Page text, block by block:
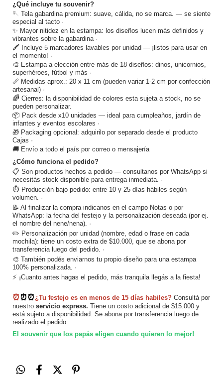
¿Qué incluye tu souvenir?
🪡 Tela gabardina premium: suave, cálida, no se marca. — se siente
especial al tacto ·
✨ Mayor nitidez en la estampa: los diseños lucen más definidos y
vibrantes sobre la gabardina ·
🖍️ Incluye 5 marcadores lavables por unidad — ¡listos para usar en
el momento! ·
🎨 Estampa a elección entre más de 18 diseños: dinos, unicornios,
superhéroes, fútbol y más ·
📏 Medidas aprox.: 20 x 11 cm (pueden variar 1-2 cm por confección
artesanal) ·
🌈 Cierres: la disponibilidad de colores esta sujeta a stock, no se
pueden personalizar.
📦 Pack desde x10 unidades — ideal para cumpleaños, jardín de
infantes y eventos escolares ·
🎁 Packaging opcional: adquirilo por separado desde el producto
Cajas ·
🚚 Envío a todo el país por correo o mensajería
¿Cómo funciona el pedido?
📋 Son productos hechos a pedido — consultanos por WhatsApp si
necesitás stock disponible para entrega inmediata. ·
⏱️ Producción bajo pedido: entre 10 y 25 días hábiles según
volumen. ·
📝 Al finalizar la compra indicanos en el campo Notas o por
WhatsApp: la fecha del festejo y la personalización deseada (por ej.
el nombre del nene/nena). ·
✏️ Personalización por unidad (nombre, edad o frase en cada
mochila): tiene un costo extra de $10.000, que se abona por
transferencia luego del pedido. ·
🎨 También podés enviarnos tu propio diseño para una estampa
100% personalizada. ·
⚡ ¡Cuanto antes hagas el pedido, más tranquila llegás a la fiesta!
⏰⏰⏰¿Tu festejo es en menos de 15 días habiles? Consultá por
nuestro servicio express. Tiene un costo adicional de $15.000 y
está sujeto a disponibilidad. Se abona por transferencia luego de
realizado el pedido.
El souvenir que los papás eligen cuando quieren lo mejor!